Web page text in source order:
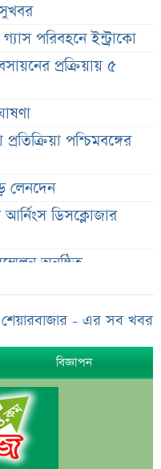
পরিবহনে ইন্ট্রাকো
প্রক্রিয়ায় ৫
পশ্চিমবঙ্গের
লেনদেন
আর্নিংস ডিসক্লোজার
অনুষ্ঠিত
নামে
শেয়ারবাজার - এর সব খবর
বিজ্ঞাপন